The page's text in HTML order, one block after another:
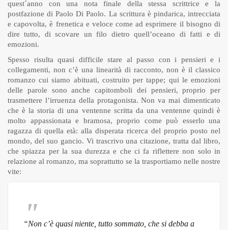
quest´anno con una nota finale della stessa scrittrice e la
postfazione di Paolo Di Paolo. La scrittura è pindarica, intrecciata
e capovolta, è frenetica e veloce come ad esprimere il bisogno di
dire tutto, di scovare un filo dietro quell’oceano di fatti e di
emozioni.
Spesso risulta quasi difficile stare al passo con i pensieri e i
collegamenti, non c’è una linearità di racconto, non è il classico
romanzo cui siamo abituati, costruito per tappe; qui le emozioni
delle parole sono anche capitomboli dei pensieri, proprio per
trasmettere l’irruenza della protagonista. Non va mai dimenticato
che è la storia di una ventenne scritta da una ventenne quindi è
molto appassionata e bramosa, proprio come può esserlo una
ragazza di quella età: alla disperata ricerca del proprio posto nel
mondo, del suo gancio. Vi trascrivo una citazione, tratta dal libro,
che spiazza per la sua durezza e che ci fa riflettere non solo in
relazione al romanzo, ma soprattutto se la trasportiamo nelle nostre
vite:
“Non c’è quasi niente, tutto sommato, che si debba a